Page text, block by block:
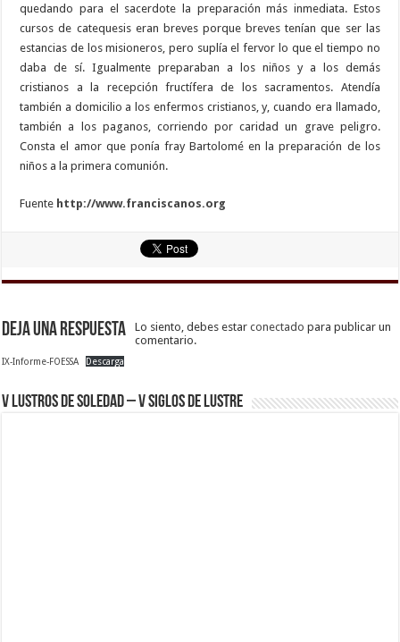
quedando para el sacerdote la preparación más inmediata. Estos
cursos de catequesis eran breves porque breves tenían que ser las
estancias de los misioneros, pero suplía el fervor lo que el tiempo no
daba de sí. Igualmente preparaban a los niños y a los demás
cristianos a la recepción fructífera de los sacramentos. Atendía
también a domicilio a los enfermos cristianos, y, cuando era llamado,
también a los paganos, corriendo por caridad un grave peligro.
Consta el amor que ponía fray Bartolomé en la preparación de los
niños a la primera comunión.
Fuente http://www.franciscanos.org
Deja una respuesta Lo siento, debes estarconectado para publicar un
comentario.
IX-Informe-FOESSA Descarga
V Lustros de Soledad – V Siglos de Lustre